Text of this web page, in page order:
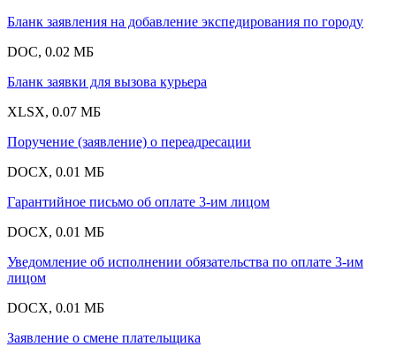
Бланк заявления на добавление экспедирования по городу
DOC, 0.02 МБ
Бланк заявки для вызова курьера
XLSX, 0.07 МБ
Поручение (заявление) о переадресации
DOCX, 0.01 МБ
Гарантийное письмо об оплате 3-им лицом
DOCX, 0.01 МБ
Уведомление об исполнении обязательства по оплате 3-им
лицом
DOCX, 0.01 МБ
Заявление о смене плательщика